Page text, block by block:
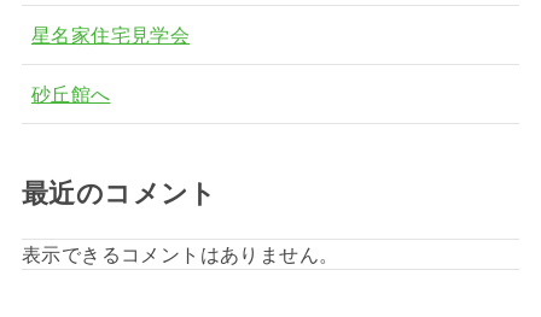
星名家住宅見学会
砂丘館へ
最近のコメント
表示できるコメントはありません。